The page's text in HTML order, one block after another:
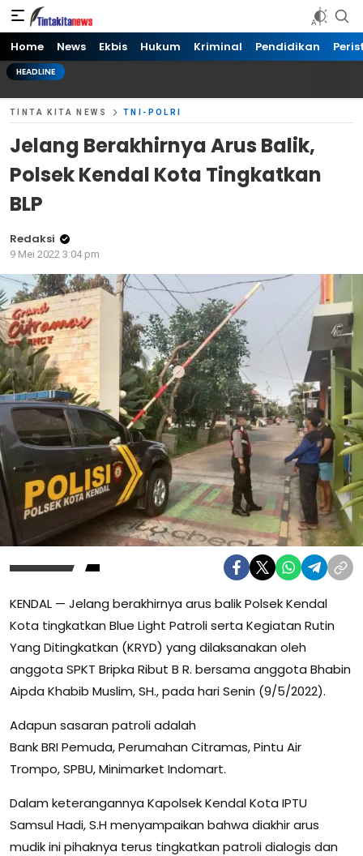
Tinta kita News
Informasi Terkini
Home News Ekbis Hukum Kriminal Pendidikan
HEADLINE
TINTA KITA NEWS TNI-POLRI
Jelang Berakhirnya Arus Balik,
Polsek Kendal Kota Tingkatkan
BLP
Redaksi
9 Mei 2022 3:04 pm
KENDAL — Jelang berakhirnya arus balik Polsek Kendal
Kota tingkatkan Blue Light Patroli serta Kegiatan Rutin
Yang Ditingkatkan (KRYD) yang dilaksanakan oleh
anggota SPKT Bripka Ribut B R. bersama anggota Bhabin
Aipda Khabib Muslim, SH., pada hari Senin (9/5/2022).
Adapun sasaran patroli adalah
Bank BRI Pemuda, Perumahan Citramas, Pintu Air
Trompo, SPBU, Minimarket Indomart.
Dalam keterangannya Kapolsek Kendal Kota IPTU
Samsul Hadi, S.H menyampaikan bahwa diakhir arus
mudik ini pihaknya terus tingkatkan patroli dialogis dan